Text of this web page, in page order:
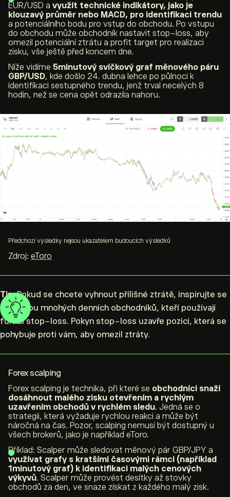
EUR/USD a využít technické indikátory, jako je
klouzavý průměr nebo MACD, pro identifikaci trendu
a potenciálního bodu pro vstup do obchodu. Po vstupu
do obchodu může obchodník nastavit stop-loss, aby
omezil potenciální ztrátu a profit target pro realizaci
zisku, vše ještě před koncem dne.
Níže vidíme 5minutový svíčkový graf měnového páru
GBP/USD, kde došlo 24. dubna lehce po půlnoci k
identifikaci sestupného trendu, jenž trval necelých 8
hodin, než se cena opět odrazila nahoru.
Předchozí výsledky nejsou ukazatelem budoucích výsledků
Zdroj: eToro
Tip:Pokud se chcete vyhnout přílišné ztrátě, inspirujte se
technikou mnohých denních obchodníků, kteří používají
funkci stop-loss. Pokyn stop-loss uzavře pozici, která se
pohybuje proti vám, aby omezil ztráty.
Forex scalping
Forex scalping je technika, při které se obchodníci snaží
dosáhnout malého zisku otevřením a rychlým
uzavřením obchodů v rychlém sledu. Jedná se o
strategii, která vyžaduje rychlou reakci a může být
náročná na čas. Pozor, scalping nemusí být dostupný u
všech brokerů, jako je například eToro.
Příklad: Scalper může sledovat měnový pár GBP/JPY a
využívat grafy s kratšími časovými rámci (například
1minutový graf) k identifikaci malých cenových
výkyvů. Scalper může provést desítky až stovky
obchodů za den, ve snaze získat z každého malý zisk.